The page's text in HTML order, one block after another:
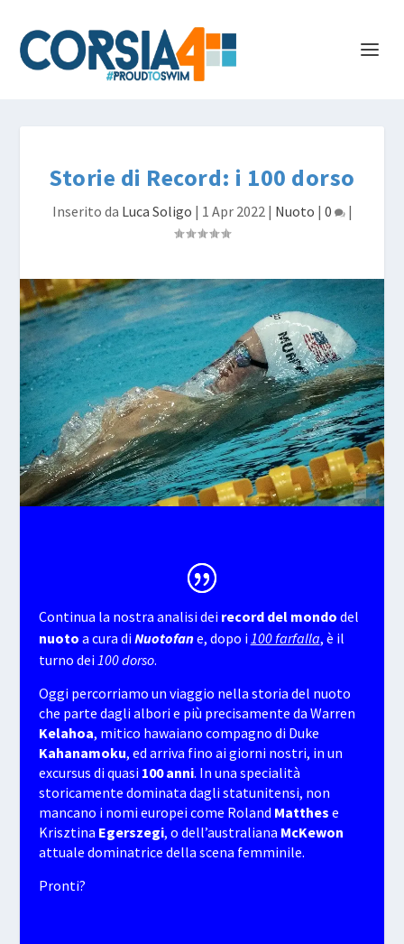
Storie di Record: i 100 dorso
Inserito da Luca Soligo | 1 Apr 2022| Nuoto | 0 |
Continua la nostra analisi dei record del mondo del
nuoto a cura diNuotofane, dopo i 100 farfalla, è il
turno dei 100 dorso.
Oggi percorriamo un viaggio nella storia del nuoto
che parte dagli albori e più precisamente da Warren
Kelahoa, mitico hawaiano compagno di Duke
Kahanamoku, ed arriva fino ai giorni nostri, in un
excursus di quasi 100 anni. In una specialità
storicamente dominata dagli statunitensi, non
mancano i nomi europei come Roland Matthes e
Krisztina Egerszegi, o dell’australiana McKewon
attuale dominatrice della scena femminile.
Pronti?